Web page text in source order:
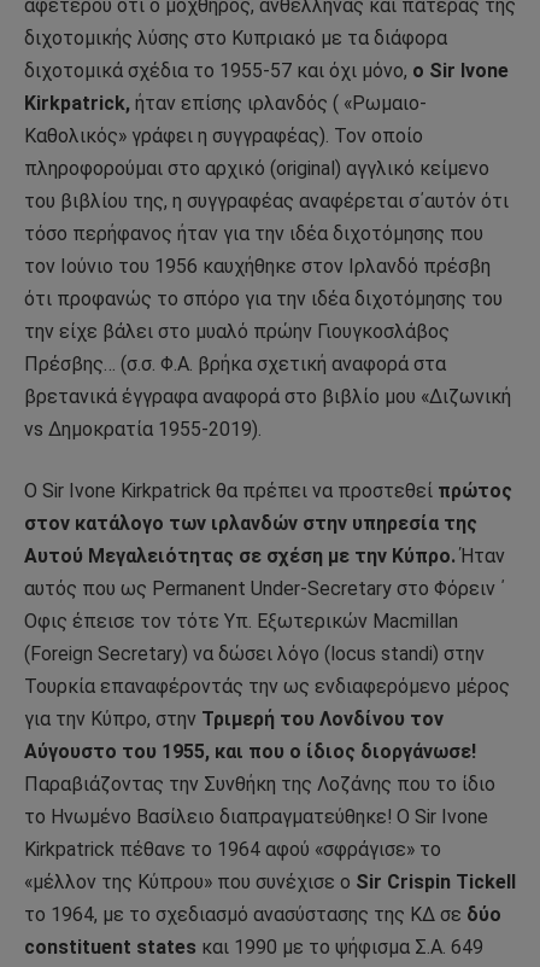
αφετέρου ότι ο μοχθηρός, ανθέλληνας και πατέρας της
διχοτομικής λύσης στο Κυπριακό με τα διάφορα
διχοτομικά σχέδια το 1955-57 και όχι μόνο, o Sir Ivone
Kirkpatrick, ήταν επίσης ιρλανδός ( «Ρωμαιο-
Καθολικός» γράφει η συγγραφέας). Τον οποίο
πληροφορούμαι στο αρχικό (original) αγγλικό κείμενο
του βιβλίου της, η συγγραφέας αναφέρεται σ΄αυτόν ότι
τόσο περήφανος ήταν για την ιδέα διχοτόμησης που
τον Ιούνιο του 1956 καυχήθηκε στον Ιρλανδό πρέσβη
ότι προφανώς το σπόρο για την ιδέα διχοτόμησης του
την είχε βάλει στο μυαλό πρώην Γιουγκοσλάβος
Πρέσβης… (σ.σ. Φ.Α. βρήκα σχετική αναφορά στα
βρετανικά έγγραφα αναφορά στο βιβλίο μου «Διζωνική
vs Δημοκρατία 1955-2019).
Ο Sir Ivone Kirkpatrick θα πρέπει να προστεθεί πρώτος
στον κατάλογο των ιρλανδών στην υπηρεσία της
Αυτού Μεγαλειότητας σε σχέση με την Κύπρο. Ήταν
αυτός που ως Permanent Under-Secretary στο Φόρειν ΄
Οφις έπεισε τον τότε Υπ. Εξωτερικών Macmillan
(Foreign Secretary) να δώσει λόγο (locus standi) στην
Τουρκία επαναφέροντάς την ως ενδιαφερόμενο μέρος
για την Κύπρο, στην Τριμερή του Λονδίνου τον
Αύγουστο του 1955, και που ο ίδιος διοργάνωσε!
Παραβιάζοντας την Συνθήκη της Λοζάνης που το ίδιο
το Ηνωμένο Βασίλειο διαπραγματεύθηκε! Ο Sir Ivone
Kirkpatrick πέθανε το 1964 αφού «σφράγισε» το
«μέλλον της Κύπρου» που συνέχισε ο Sir Crispin Tickell
το 1964, με το σχεδιασμό ανασύστασης της ΚΔ σε δύο
constituent states και 1990 με το ψήφισμα Σ.Α. 649